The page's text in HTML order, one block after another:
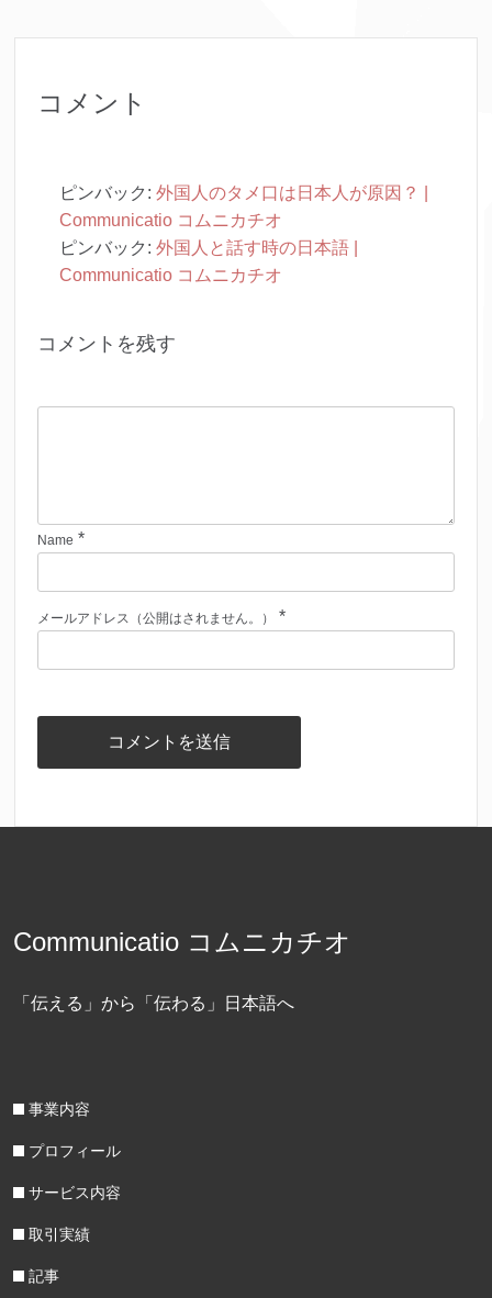
コメント
ピンバック:外国人のタメ口は日本人が原因？ |
Communicatio コムニカチオ
ピンバック:外国人と話す時の日本語 |
Communicatio コムニカチオ
コメントを残す
Name *
メールアドレス（公開はされません。） *
Communicatio コムニカチオ
「伝える」から「伝わる」日本語へ
事業内容
プロフィール
サービス内容
取引実績
記事